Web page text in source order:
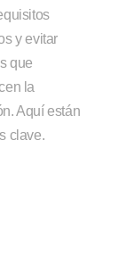
y evitar
que
la
Aquí están
clave.